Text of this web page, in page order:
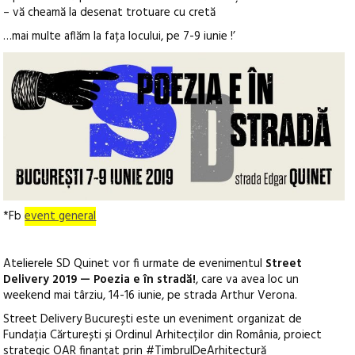
– vă cheamă la desenat trotuare cu cretă
…mai multe aflăm la fața locului, pe 7-9 iunie !’
*Fbevent general
Atelierele SD Quinet vor fi urmate de evenimentul Street
Delivery 2019 — Poezia e în stradă!, care va avea loc un
weekend mai târziu, 14-16 iunie, pe strada Arthur Verona.
Street Delivery București este un eveniment organizat de
Fundația Cărturești și Ordinul Arhitecților din România, proiect
strategic OAR finanțat prin #TimbrulDeArhitectură